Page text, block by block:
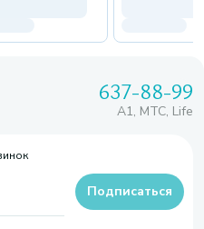
637-88-99
A1, МТС, Life
Подписаться